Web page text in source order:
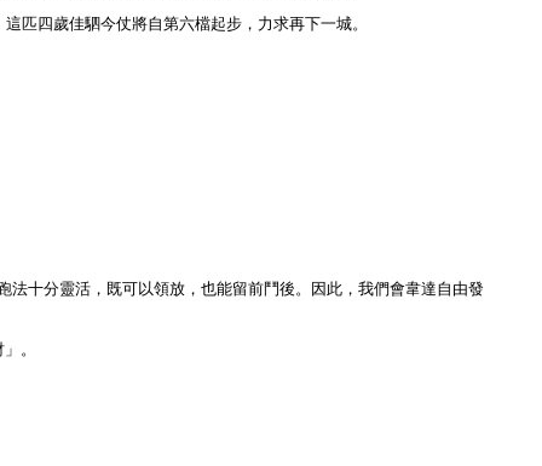
匹四歲佳駟今仗將自第六檔起步，力求再下一城。
十分靈活，既可以領放，也能留前鬥後。因此，我們會韋達自由發
。